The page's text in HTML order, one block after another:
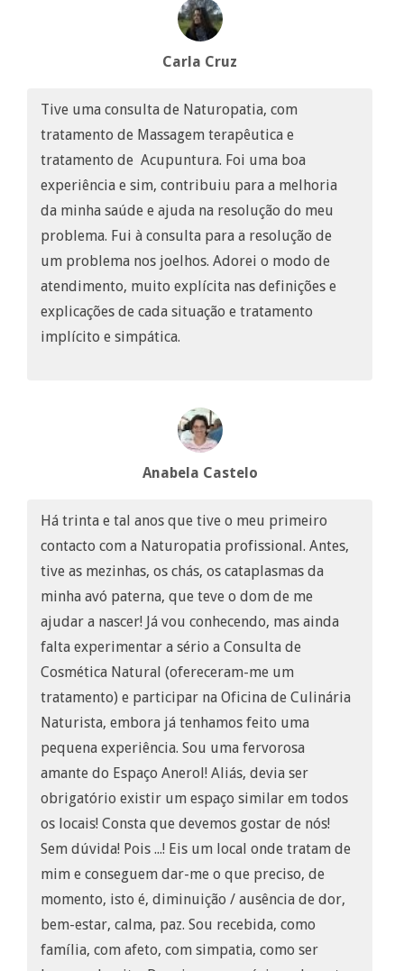
Carla Cruz
Tive uma consulta de Naturopatia, com
tratamento de Massagem terapêutica e
tratamento de Acupuntura. Foi uma boa
experiência e sim, contribuiu para a melhoria
da minha saúde e ajuda na resolução do meu
problema. Fui à consulta para a resolução de
um problema nos joelhos. Adorei o modo de
atendimento, muito explícita nas definições e
explicações de cada situação e tratamento
implícito e simpática.
Anabela Castelo
Há trinta e tal anos que tive o meu primeiro
contacto com a Naturopatia profissional. Antes,
tive as mezinhas, os chás, os cataplasmas da
minha avó paterna, que teve o dom de me
ajudar a nascer! Já vou conhecendo, mas ainda
falta experimentar a sério a Consulta de
Cosmética Natural (ofereceram-me um
tratamento) e participar na Oficina de Culinária
Naturista, embora já tenhamos feito uma
pequena experiência. Sou uma fervorosa
amante do Espaço Anerol! Aliás, devia ser
obrigatório existir um espaço similar em todos
os locais! Consta que devemos gostar de nós!
Sem dúvida! Pois ...! Eis um local onde tratam de
mim e conseguem dar-me o que preciso, de
momento, isto é, diminuição / ausência de dor,
bem-estar, calma, paz. Sou recebida, como
família, com afeto, com simpatia, como ser